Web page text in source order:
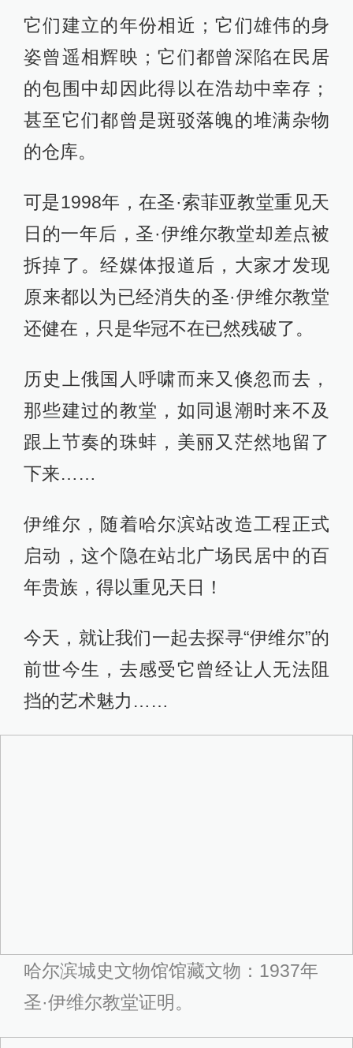
它们建立的年份相近；它们雄伟的身
姿曾遥相辉映；它们都曾深陷在民居
的包围中却因此得以在浩劫中幸存；
甚至它们都曾是斑驳落魄的堆满杂物
的仓库。
可是1998年，在圣·索菲亚教堂重见天
日的一年后，圣·伊维尔教堂却差点被
拆掉了。经媒体报道后，大家才发现
原来都以为已经消失的圣·伊维尔教堂
还健在，只是华冠不在已然残破了。
历史上俄国人呼啸而来又倏忽而去，
那些建过的教堂，如同退潮时来不及
跟上节奏的珠蚌，美丽又茫然地留了
下来……
伊维尔，随着哈尔滨站改造工程正式
启动，这个隐在站北广场民居中的百
年贵族，得以重见天日！
今天，就让我们一起去探寻“伊维尔”的
前世今生，去感受它曾经让人无法阻
挡的艺术魅力……
哈尔滨城史文物馆馆藏文物：1937年
圣·伊维尔教堂证明。